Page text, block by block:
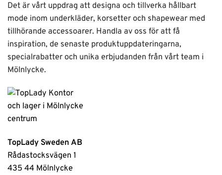
Det är vårt uppdrag att designa och tillverka hållbart
mode inom underkläder, korsetter och shapewear med
tillhörande accessoarer. Handla av oss för att få
inspiration, de senaste produktuppdateringarna,
specialrabatter och unika erbjudanden från vårt team i
Mölnlycke.
TopLady Sweden AB
Rådastocksvägen 1
435 44 Mölnlycke